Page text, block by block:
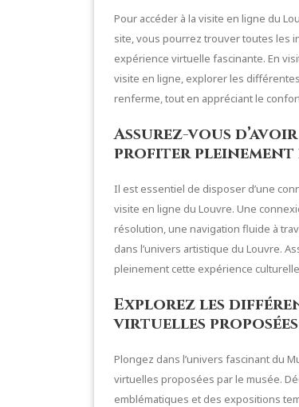
Pour accéder à la visite en ligne du
site, vous pourrez trouver toutes les
expérience virtuelle fascinante. En
visite en ligne, explorer les
renferme, tout en appréciant le
Assurez-vous
profiter pleinement
Il est essentiel de disposer d’une
visite en ligne du Louvre. Une
résolution, une navigation fluide à
dans l’univers artistique du Louvre.
pleinement cette expérience
Explorez les
virtuelles proposées
Plongez dans l’univers fascinant du
virtuelles proposées par le musée.
emblématiques et des expositions